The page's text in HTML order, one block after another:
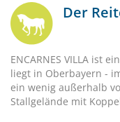
Der
ENCARNES VILLA ist
liegt in Oberbayern -
ein wenig außerhalb
Stallgelände mit